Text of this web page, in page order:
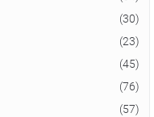
(30)
(23)
(45)
(76)
(57)